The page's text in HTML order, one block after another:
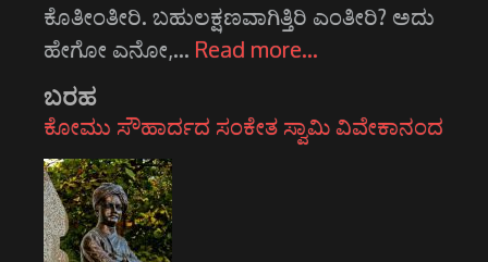
ಕೊತೀಂತೀರಿ. ಬಹುಲಕ್ಷಣವಾಗಿತ್ತಿರಿ ಎಂತೀರಿ? ಅದು
ಹೇಗೋ ಎನೋ,… Read more…
ಬರಹ
ಕೋಮು ಸೌಹಾರ್ದದ ಸಂಕೇತ ಸ್ವಾಮಿ ವಿವೇಕಾನಂದ